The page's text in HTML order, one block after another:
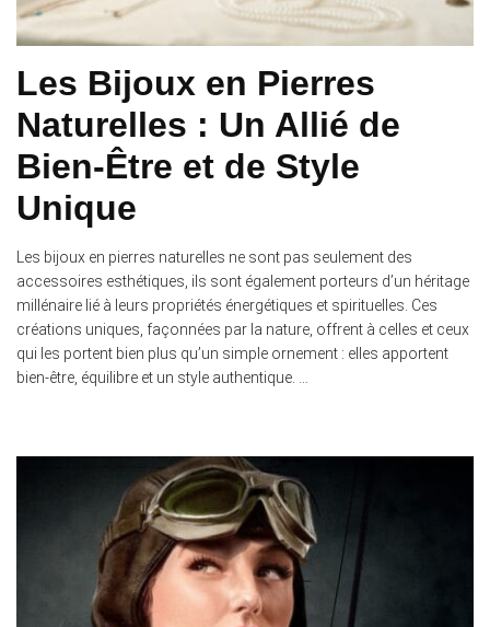
Les Bijoux en Pierres
Naturelles : Un Allié de
Bien-Être et de Style
Unique
Les bijoux en pierres naturelles ne sont pas seulement des
accessoires esthétiques, ils sont également porteurs d’un héritage
millénaire lié à leurs propriétés énergétiques et spirituelles. Ces
créations uniques, façonnées par la nature, offrent à celles et ceux
qui les portent bien plus qu’un simple ornement : elles apportent
bien-être, équilibre et un style authentique. …